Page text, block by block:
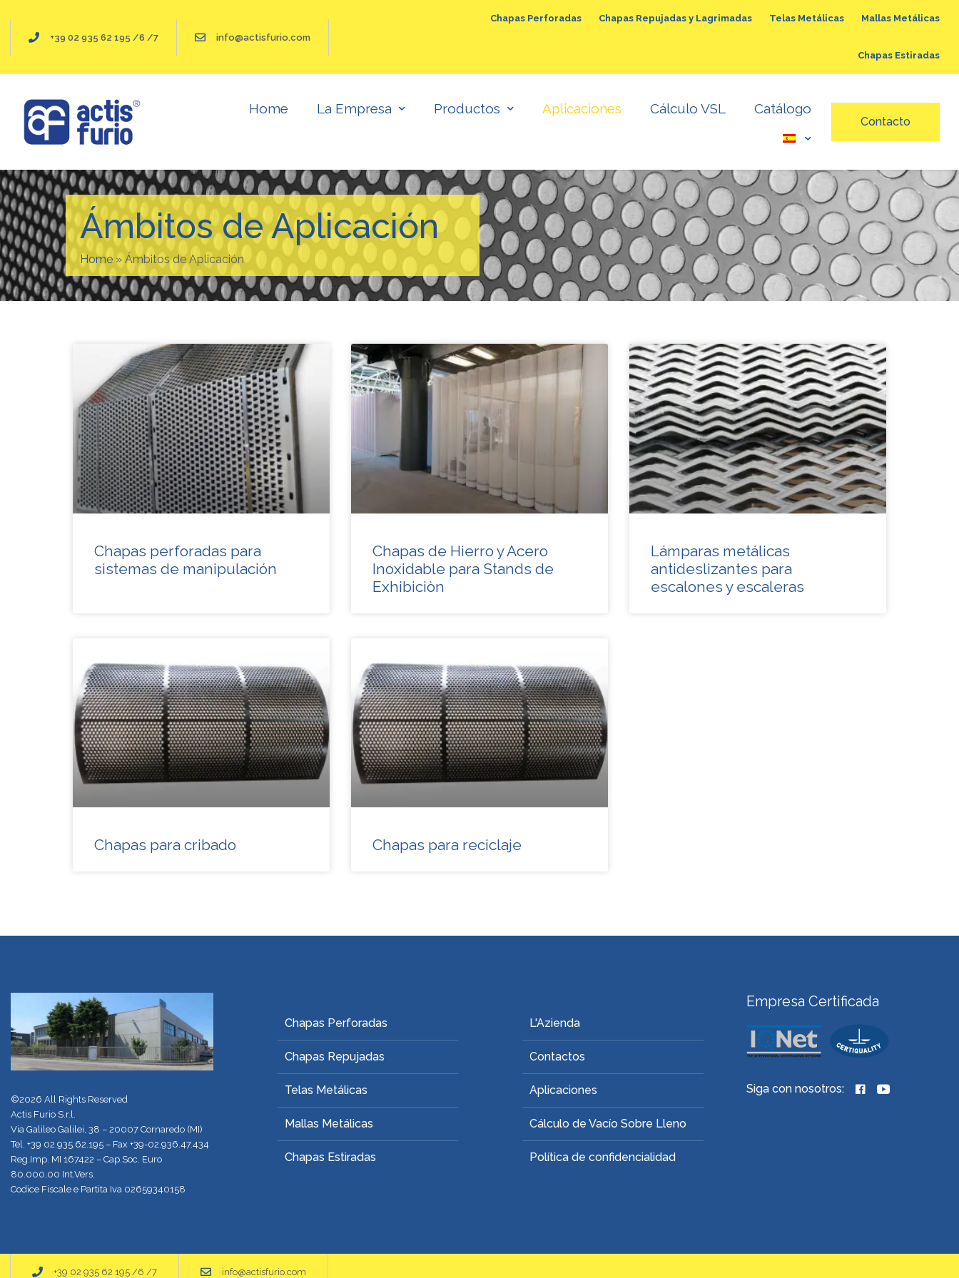
+39 02 935 62 195 /6 /7 info@actisfurio.com
Chapas Perforadas Chapas Repujadas y Lagrimadas Telas Metálicas Mallas Metálicas
Chapas Estiradas
Home La Empresa Productos Aplicaciones Cálculo VSL Catálogo
Contacto
Ámbitos de Aplicación
Home » Ámbitos de Aplicación
Chapas perforadas para
sistemas de manipulación
Chapas de Hierro y Acero
Inoxidable para Stands de
Exhibiciòn
Lámparas metálicas
antideslizantes para
escalones y escaleras
Chapas para cribado Chapas para reciclaje
©2026 All Rights Reserved
Actis Furio S.r.l.
Via Galileo Galilei, 38 – 20007 Cornaredo (MI)
Tel. +39 02.935.62.195 – Fax +39-02.936.47.434
Reg.Imp. MI 167422 – Cap.Soc. Euro
80.000,00 Int.Vers.
Codice Fiscale e Partita Iva 02659340158
Chapas Perforadas
Chapas Repujadas
Telas Metálicas
Mallas Metálicas
Chapas Estiradas
L'Azienda
Contactos
Aplicaciones
Cálculo de Vacío Sobre Lleno
Política de confidencialidad
Empresa Certificada
Siga con nosotros:
+39 02 935 62 195 /6 /7 info@actisfurio.com